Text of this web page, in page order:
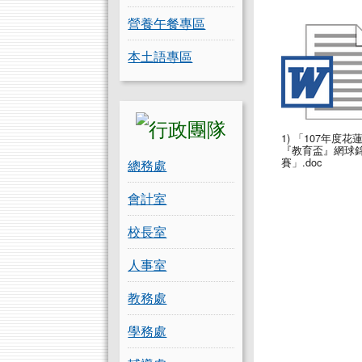
營養午餐專區
本土語專區
總務處
會計室
校長室
人事室
教務處
學務處
1) 「107年度花
『教育盃』網球
賽」.doc